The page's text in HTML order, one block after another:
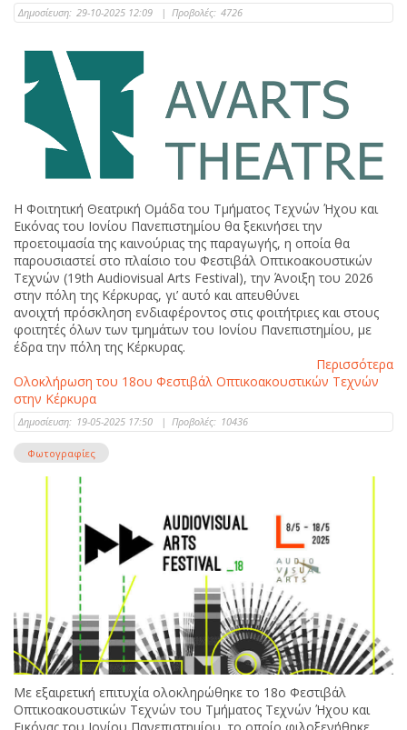
Δημοσίευση: 29-10-2025 12:09 | Προβολές: 4726
Η Φοιτητική Θεατρική Ομάδα του Τμήματος Τεχνών Ήχου και
Εικόνας του Ιονίου Πανεπιστημίου θα ξεκινήσει την
προετοιμασία της καινούριας της παραγωγής, η οποία θα
παρουσιαστεί στο πλαίσιο του Φεστιβάλ Οπτικοακουστικών
Τεχνών (19th Audiovisual Arts Festival), την Άνοιξη του 2026
στην πόλη της Κέρκυρας, γι’ αυτό και απευθύνει
ανοιχτή πρόσκληση ενδιαφέροντος στις φοιτήτριες και στους
φοιτητές όλων των τμημάτων του Ιονίου Πανεπιστημίου, με
έδρα την πόλη της Κέρκυρας.
Περισσότερα
Ολοκλήρωση του 18ου Φεστιβάλ Οπτικοακουστικών Τεχνών
στην Κέρκυρα
Δημοσίευση: 19-05-2025 17:50 | Προβολές: 10436
Φωτογραφίες
Με εξαιρετική επιτυχία ολοκληρώθηκε το 18ο Φεστιβάλ
Οπτικοακουστικών Τεχνών του Τμήματος Τεχνών Ήχου και